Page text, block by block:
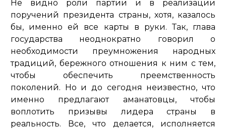
Не видно роли партии и в реализации
поручений президента страны, хотя, казалось
бы, именно ей все карты в руки. Так, глава
государства неоднократно говорил о
необходимости преумножения народных
традиций, бережного отношения к ним с тем,
чтобы обеспечить преемственность
поколений. Но и до сегодня неизвестно, что
именно предлагают аманатовцы, чтобы
воплотить призывы лидера страны в
реальность. Все, что делается, исполняется